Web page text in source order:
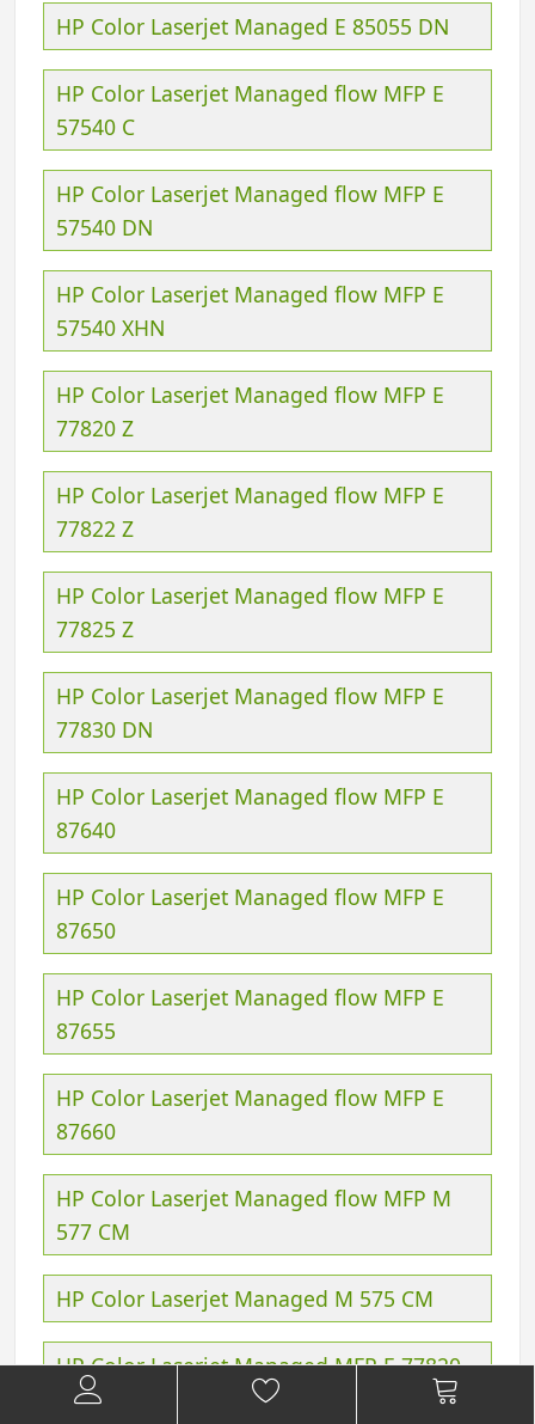
HP Color Laserjet Managed E 85055 DN
HP Color Laserjet Managed flow MFP E
57540 C
HP Color Laserjet Managed flow MFP E
57540 DN
HP Color Laserjet Managed flow MFP E
57540 XHN
HP Color Laserjet Managed flow MFP E
77820 Z
HP Color Laserjet Managed flow MFP E
77822 Z
HP Color Laserjet Managed flow MFP E
77825 Z
HP Color Laserjet Managed flow MFP E
77830 DN
HP Color Laserjet Managed flow MFP E
87640
HP Color Laserjet Managed flow MFP E
87650
HP Color Laserjet Managed flow MFP E
87655
HP Color Laserjet Managed flow MFP E
87660
HP Color Laserjet Managed flow MFP M
577 CM
HP Color Laserjet Managed M 575 CM
HP Color Laserjet Managed MFP E 77820
DN